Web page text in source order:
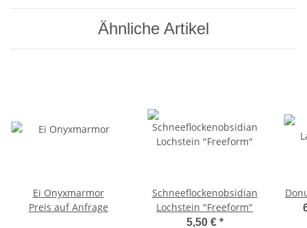
Ähnliche Artikel
Ei Onyxmarmor
Preis auf Anfrage
Schneeflockenobsidian
Lochstein "Freeform"
5,50 € *